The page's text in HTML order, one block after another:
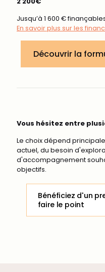
Jusqu’à 1 600 €
En savoir plus sur les
Découvrir la
Vous hésitez entre
Le choix dépend
actuel, du besoin
d'accompagnement
objectifs.
Bénéficiez d'un
faire le point